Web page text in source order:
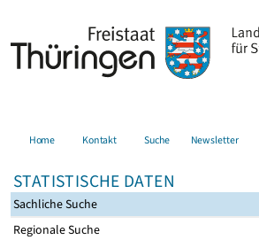
Home Kontakt Suche Newsletter
STATISTISCHE DATEN
Sachliche Suche
Regionale Suche